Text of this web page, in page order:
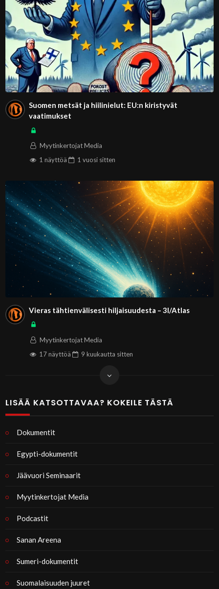
Suomen metsät ja hiilinielut: EU:n kiristyvät
vaatimukset
Myytinkertojat Media
1 näyttöä
1 vuosi sitten
Vieras tähtienvälisesti hiljaisuudesta – 3I/Atlas
Myytinkertojat Media
17 näyttöä
9 kuukautta sitten
LISÄÄ KATSOTTAVAA? KOKEILE TÄSTÄ
Dokumentit
Egypti-dokumentit
Jäävuori Seminaarit
Myytinkertojat Media
Podcastit
Sanan Areena
Sumeri-dokumentit
Suomalaisuuden juuret